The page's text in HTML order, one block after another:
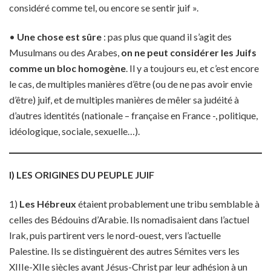
considéré comme tel, ou encore se sentir juif ».
• Une chose est sûre : pas plus que quand il s’agit des
Musulmans ou des Arabes, on ne peut considérer les Juifs
comme un bloc homogène. Il y a toujours eu, et c’est encore
le cas, de multiples manières d’être (ou de ne pas avoir envie
d’être) juif, et de multiples manières de mêler sa judéité à
d’autres identités (nationale – française en France -, politique,
idéologique, sociale, sexuelle…).
I) LES ORIGINES DU PEUPLE JUIF
1) Les Hébreux étaient probablement une tribu semblable à
celles des Bédouins d’Arabie. Ils nomadisaient dans l’actuel
Irak, puis partirent vers le nord-ouest, vers l’actuelle
Palestine. Ils se distinguèrent des autres Sémites vers les
XIIIe-XIIe siècles avant Jésus-Christ par leur adhésion à un